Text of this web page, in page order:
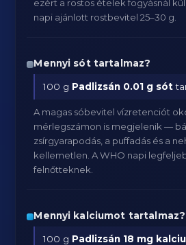
ezért a rostos ételek fogyásnál
napi ajánlott rostbevitel 25–30 g.
Mennyi sót tartalmaz?
100 g Padlizsán 0.01 g sót
A magas sóbevitel vízretenciót
mérlegszámon is megjelenik —
zsírgyarapodás, a puffadás és a
kellemetlen. A WHO napi
felnőtteknek.
Mennyi kalciumot tartalmaz?
100 g Padlizsán 18 mg